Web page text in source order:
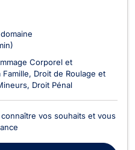
Corporel et
Famille
Droit de Roulage et
Droit Pénal
vos souhaits et vous